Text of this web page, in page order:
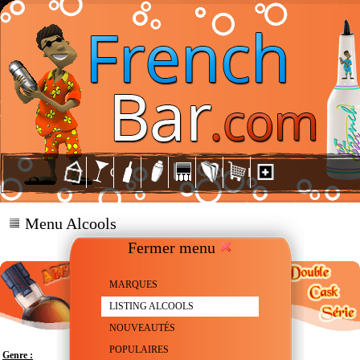
Fermer menu
MARQUES
LISTING ALCOOLS
NOUVEAUTÉS
POPULAIRES
Menu Alcools
Genre : Scotch Whisky - Single malt